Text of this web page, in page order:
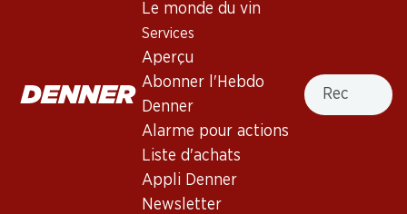
Le monde du vin
Services
Aperçu
Abonner l'Hebdo
Denner
Alarme pour actions
Liste d'achats
Appli Denner
Newsletter
Recherche
Zweigelt Burg Reserve
2023